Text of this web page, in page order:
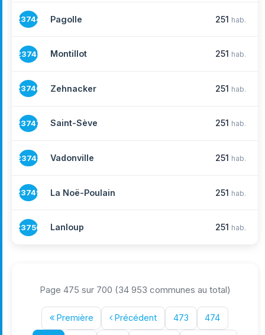
23744 Pagolle 251 hab.
23745 Montillot 251 hab.
23746 Zehnacker 251 hab.
23747 Saint-Sève 251 hab.
23748 Vadonville 251 hab.
23749 La Noë-Poulain 251 hab.
23750 Lanloup 251 hab.
Page 475 sur 700 (34 953 communes au total)
Première Précédent 473 474